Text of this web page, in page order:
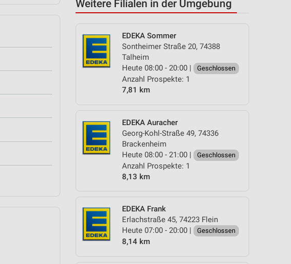
Weitere Filialen in der Umgebung
EDEKA Sommer
Sontheimer Straße 20, 74388
Talheim
Heute 08:00 - 20:00 |
Geschlossen
Anzahl Prospekte: 1
7,81 km
EDEKA Auracher
Georg-Kohl-Straße 49, 74336
Brackenheim
Heute 08:00 - 21:00 |
Geschlossen
Anzahl Prospekte: 1
8,13 km
EDEKA Frank
Erlachstraße 45, 74223 Flein
Heute 07:00 - 20:00 |
Geschlossen
8,14 km